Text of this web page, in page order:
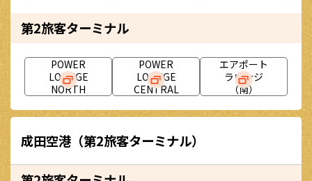
第2旅客ターミナル
POWER
LOUNGE
NORTH
POWER
LOUNGE
CENTRAL
エアポート
ラウンジ
（南）
成田空港（第2旅客ターミナル）